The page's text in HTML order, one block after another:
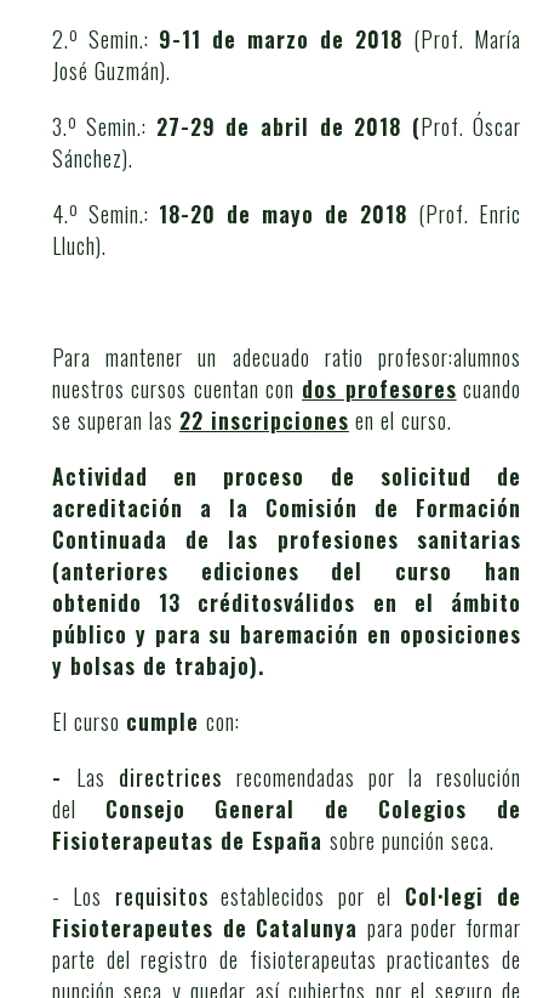
2.º Semin.: 9-11 de marzo de 2018 (Prof. María
José Guzmán).
3.º Semin.: 27-29 de abril de 2018 (Prof. Óscar
Sánchez).
4.º Semin.: 18-20 de mayo de 2018 (Prof. Enric
Lluch).
Para mantener un adecuado ratio profesor:alumnos
nuestros cursos cuentan con dos profesores cuando
se superan las 22 inscripciones en el curso.
Actividad en proceso de solicitud de
acreditación a la Comisión de Formación
Continuada de las profesiones sanitarias
(anteriores ediciones del curso han
obtenido 13 créditosválidos en el ámbito
público y para su baremación en oposiciones
y bolsas de trabajo).
El curso cumple con:
- Las directrices recomendadas por la resolución
del Consejo General de Colegios de
Fisioterapeutas de España sobre punción seca.
- Los requisitos establecidos por el Col·legi de
Fisioterapeutes de Catalunya para poder formar
parte del registro de fisioterapeutas practicantes de
punción seca y quedar así cubiertos por el seguro de